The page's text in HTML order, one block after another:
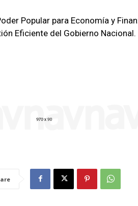
Popular para Economía y
Eficiente del Gobierno Nacional.